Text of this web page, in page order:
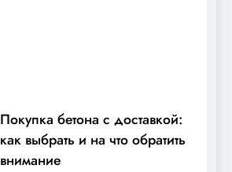
Покупка бетона с доставкой:
как выбрать и на что обратить
внимание